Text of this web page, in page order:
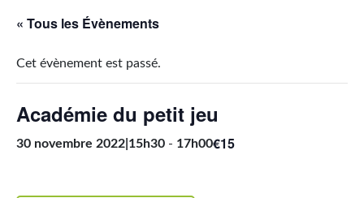
« Tous les Évènements
Cet évènement est passé.
Académie du petit jeu
30 novembre 2022|15h30 - 17h00€15